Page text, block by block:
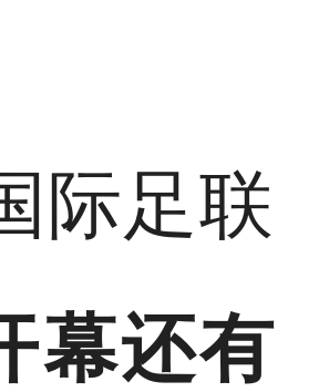
际足联
幕还有